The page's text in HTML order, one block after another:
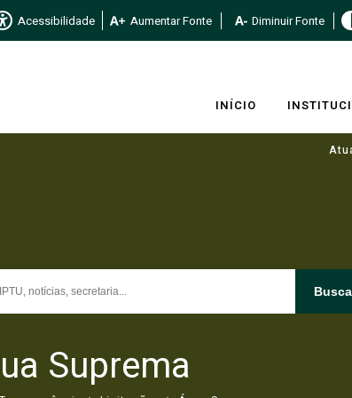
Acessibilidade Aumentar Fonte Diminuir Fonte
INÍCIO
Suprema